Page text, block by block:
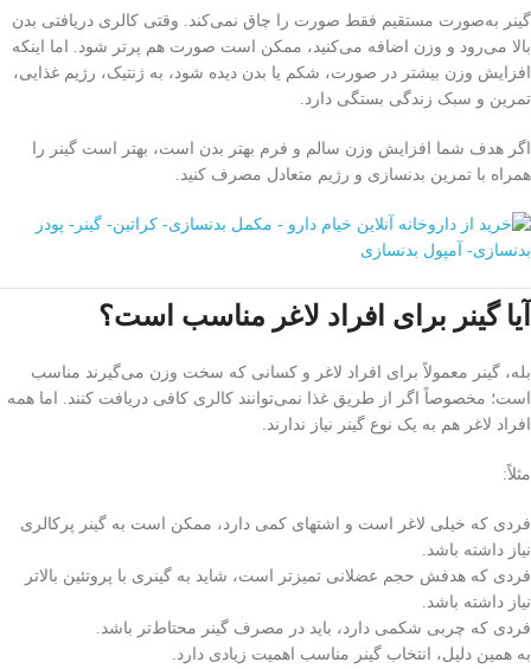
گینر به‌صورت مستقیم فقط صورت را چاق نمی‌کند. وقتی کالری دریافتی بدن
بالا می‌رود و وزن اضافه می‌کنید، ممکن است صورت هم پرتر شود. اما اینکه
افزایش وزن بیشتر در صورت، شکم یا بدن دیده شود، به ژنتیک، رژیم غذایی،
تمرین و سبک زندگی بستگی دارد.
اگر هدف شما افزایش وزن سالم و فرم بهتر بدن است، بهتر است گینر را
همراه با تمرین بدنسازی و رژیم متعادل مصرف کنید.
آیا گینر برای افراد لاغر مناسب است؟
بله، گینر معمولاً برای افراد لاغر و کسانی که سخت وزن می‌گیرند مناسب
است؛ مخصوصاً اگر از طریق غذا نمی‌توانند کالری کافی دریافت کنند. اما همه
افراد لاغر هم به یک نوع گینر نیاز ندارند.
مثلاً:
فردی که خیلی لاغر است و اشتهای کمی دارد، ممکن است به گینر پرکالری
نیاز داشته باشد.
فردی که هدفش حجم عضلانی تمیزتر است، شاید به گینری با پروتئین بالاتر
نیاز داشته باشد.
فردی که چربی شکمی دارد، باید در مصرف گینر محتاط‌تر باشد.
به همین دلیل، انتخاب گینر مناسب اهمیت زیادی دارد.